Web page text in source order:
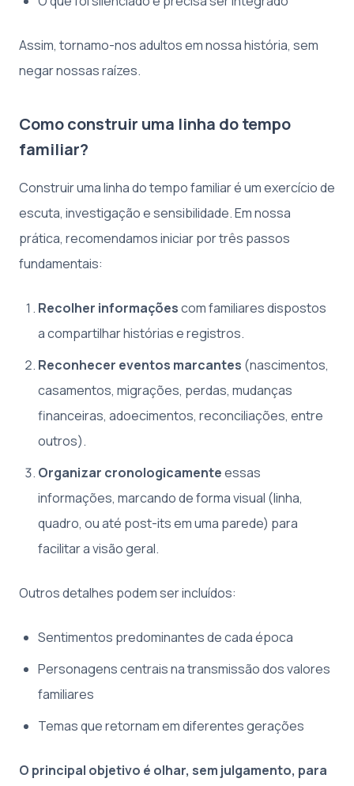
Assim, tornamo-nos adultos em nossa história, sem
negar nossas raízes.
Como construir uma linha do tempo
familiar?
Construir uma linha do tempo familiar é um exercício de
escuta, investigação e sensibilidade. Em nossa
prática, recomendamos iniciar por três passos
fundamentais:
Recolher informaçõescom familiares dispostos
a compartilhar histórias e registros.
Reconhecer eventos marcantes (nascimentos,
casamentos, migrações, perdas, mudanças
financeiras, adoecimentos, reconciliações, entre
outros).
Organizar cronologicamenteessas
informações, marcando de forma visual (linha,
quadro, ou até post-its em uma parede) para
facilitar a visão geral.
Outros detalhes podem ser incluídos:
Sentimentos predominantes de cada época
Personagens centrais na transmissão dos valores
familiares
Temas que retornam em diferentes gerações
O principal objetivo é olhar, sem julgamento, para